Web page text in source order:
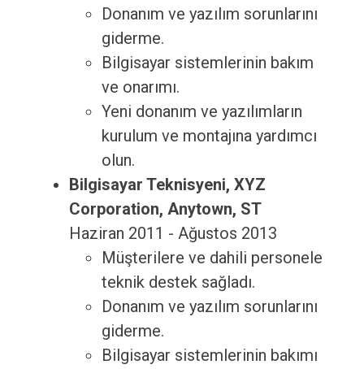
Donanım ve yazılım sorunlarını
giderme.
Bilgisayar sistemlerinin bakım
ve onarımı.
Yeni donanım ve yazılımların
kurulum ve montajına yardımcı
olun.
Bilgisayar Teknisyeni, XYZ
Corporation, Anytown, ST
Haziran 2011 - Ağustos 2013
Müşterilere ve dahili personele
teknik destek sağladı.
Donanım ve yazılım sorunlarını
giderme.
Bilgisayar sistemlerinin bakımı